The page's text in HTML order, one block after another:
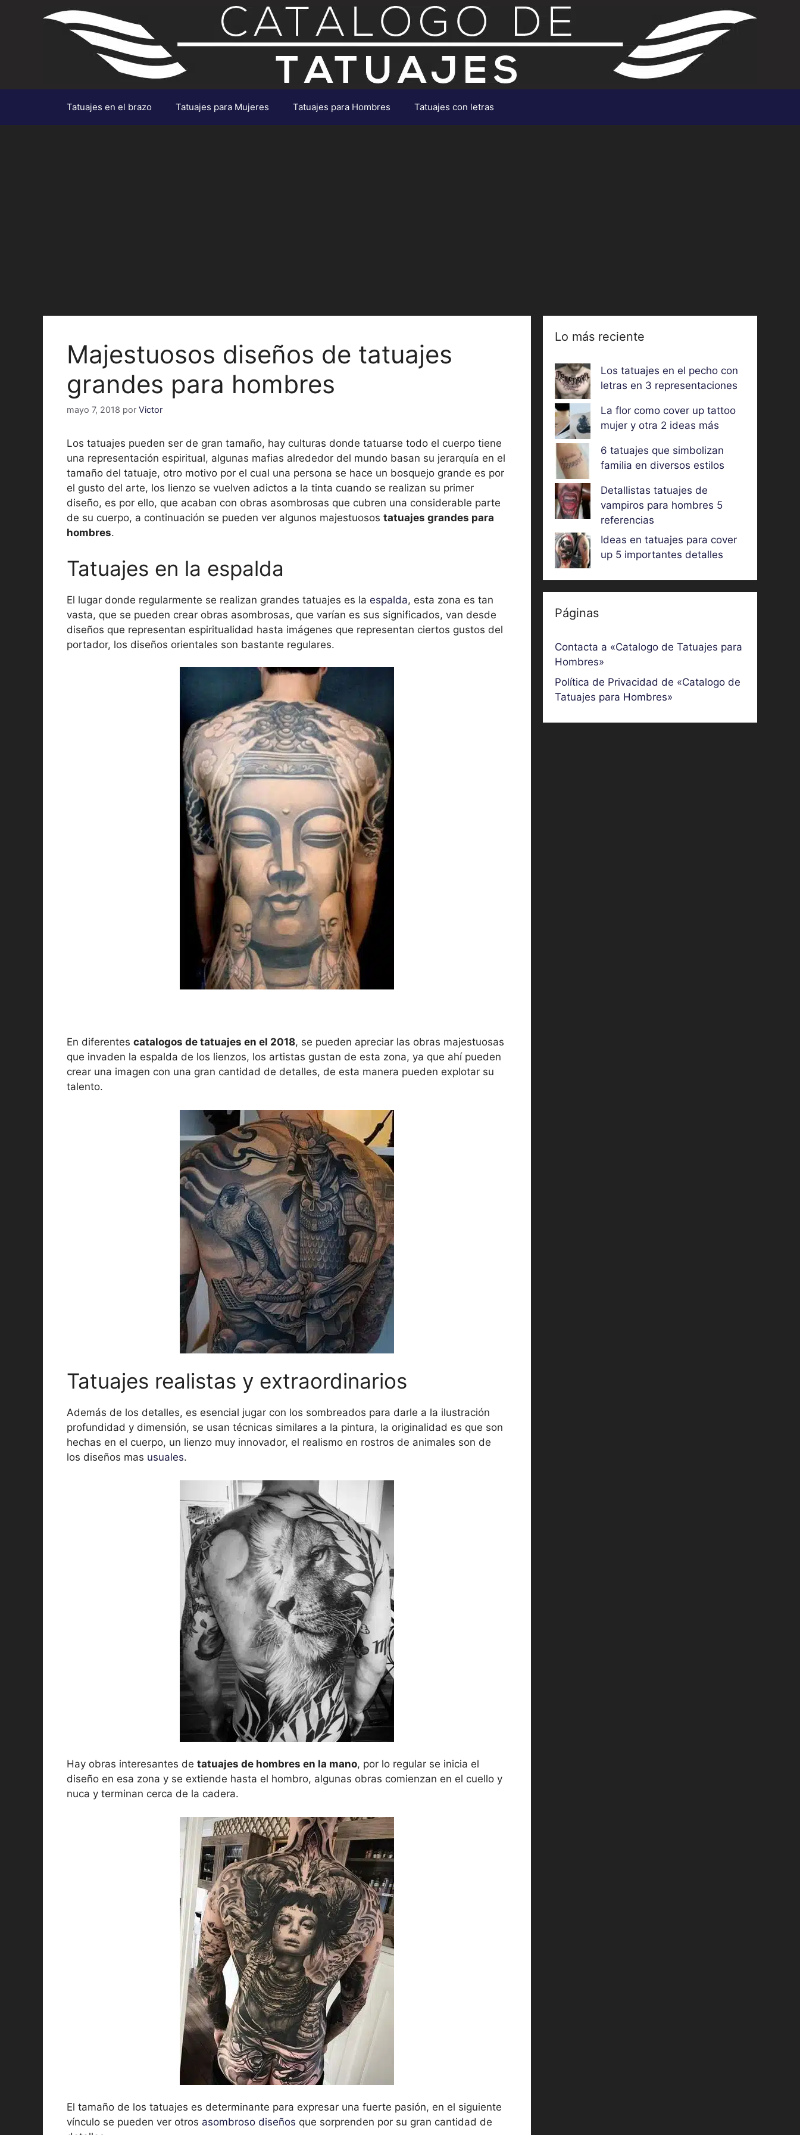
Tatuajes en el brazo Tatuajes para Mujeres Tatuajes para Hombres Tatuajes con letras
Majestuosos diseños de tatuajes
grandes para hombres
mayo 7, 2018 por Victor
Los tatuajes pueden ser de gran tamaño, hay culturas donde tatuarse todo el cuerpo tiene
una representación espiritual, algunas mafias alrededor del mundo basan su jerarquía en el
tamaño del tatuaje, otro motivo por el cual una persona se hace un bosquejo grande es por
el gusto del arte, los lienzo se vuelven adictos a la tinta cuando se realizan su primer
diseño, es por ello, que acaban con obras asombrosas que cubren una considerable parte
de su cuerpo, a continuación se pueden ver algunos majestuosos tatuajes grandes para
hombres.
Tatuajes en la espalda
El lugar donde regularmente se realizan grandes tatuajes es la espalda, esta zona es tan
vasta, que se pueden crear obras asombrosas, que varían es sus significados, van desde
diseños que representan espiritualidad hasta imágenes que representan ciertos gustos del
portador, los diseños orientales son bastante regulares.
En diferentes catalogos de tatuajes en el 2018, se pueden apreciar las obras majestuosas
que invaden la espalda de los lienzos, los artistas gustan de esta zona, ya que ahí pueden
crear una imagen con una gran cantidad de detalles, de esta manera pueden explotar su
talento.
Tatuajes realistas y extraordinarios
Además de los detalles, es esencial jugar con los sombreados para darle a la ilustración
profundidad y dimensión, se usan técnicas similares a la pintura, la originalidad es que son
hechas en el cuerpo, un lienzo muy innovador, el realismo en rostros de animales son de
los diseños mas usuales.
Hay obras interesantes de tatuajes de hombres en la mano, por lo regular se inicia el
diseño en esa zona y se extiende hasta el hombro, algunas obras comienzan en el cuello y
nuca y terminan cerca de la cadera.
El tamaño de los tatuajes es determinante para expresar una fuerte pasión, en el siguiente
vínculo se pueden ver otros asombroso diseños que sorprenden por su gran cantidad de
Lo más reciente
Los tatuajes en el pecho con
letras en 3 representaciones
La flor como cover up tattoo
mujer y otra 2 ideas más
6 tatuajes que simbolizan
familia en diversos estilos
Detallistas tatuajes de
vampiros para hombres 5
referencias
Ideas en tatuajes para cover
up 5 importantes detalles
Páginas
Contacta a «Catalogo de Tatuajes para
Hombres»
Política de Privacidad de «Catalogo de
Tatuajes para Hombres»